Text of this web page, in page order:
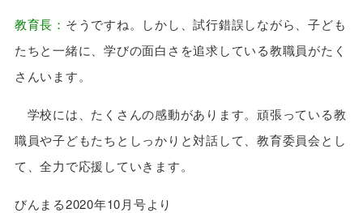
教育長： そうですね。しかし、試行錯誤しながら、子ども
たちと一緒に、学びの面白さを追求している教職員がたく
さんいます。
学校には、たくさんの感動があります。頑張っている教
職員や子どもたちとしっかりと対話して、教育委員会とし
て、全力で応援していきます。
びんまる2020年10月号より